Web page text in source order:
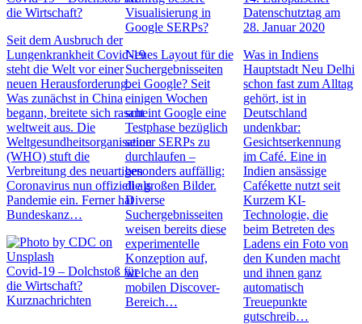
die Wirtschaft?
Seit dem Ausbruch der
Lungenkrankheit Covid-19
steht die Welt vor einer
neuen Herausforderung.
Was zunächst in China
begann, breitete sich rasant
weltweit aus. Die
Weltgesundheitsorganisation
(WHO) stuft die
Verbreitung des neuartigen
Coronavirus nun offiziell als
Pandemie ein. Ferner hat
Bundeskanz…
Covid-19 – Dolchstoß für
die Wirtschaft?
Kurznachrichten
Visualisierung in
Google SERPs?
Neues Layout für die
Suchergebnisseiten
bei Google? Seit
einigen Wochen
scheint Google eine
Testphase bezüglich
seiner SERPs zu
durchlaufen –
besonders auffällig:
die großen Bilder.
Diverse
Suchergebnisseiten
weisen bereits diese
experimentelle
Konzeption auf,
welche an den
mobilen Discover-
Bereich…
Datenschutztag am
28. Januar 2020
Was in Indiens
Hauptstadt Neu Delhi
schon fast zum Alltag
gehört, ist in
Deutschland
undenkbar:
Gesichtserkennung
im Café. Eine in
Indien ansässige
Cafékette nutzt seit
Kurzem KI-
Technologie, die
beim Betreten des
Ladens ein Foto von
den Kunden macht
und ihnen ganz
automatisch
Treuepunkte
gutschreib…